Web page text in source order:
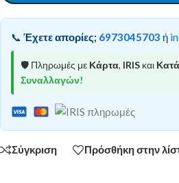
📞 Έχετε απορίες; 6973045703 ή
🛡️ Πληρωμές με Κάρτα, IRIS και
Συναλλαγών!
Σύγκριση Πρόσθήκη στην